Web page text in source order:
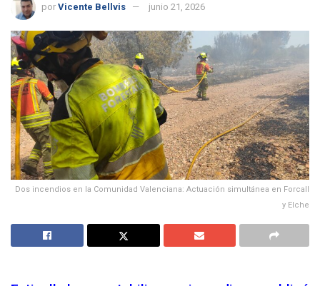
por Vicente Bellvis junio 21, 2026
Dos incendios en la Comunidad Valenciana: Actuación simultánea en Forcall
y Elche